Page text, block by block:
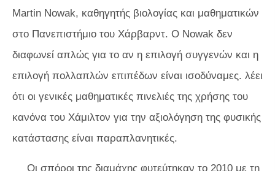
Martin Nowak, καθηγητής βιολογίας και μαθηματικών
στο Πανεπιστήμιο του Χάρβαρντ. Ο Nowak δεν
διαφωνεί απλώς για το αν η επιλογή συγγενών και η
επιλογή πολλαπλών επιπέδων είναι ισοδύναμες. λέει
ότι οι γενικές μαθηματικές πινελιές της χρήσης του
κανόνα του Χάμιλτον για την αξιολόγηση της φυσικής
κατάστασης είναι παραπλανητικές.
Οι σπόροι της διαμάχης φυτεύτηκαν το 2010 με τη